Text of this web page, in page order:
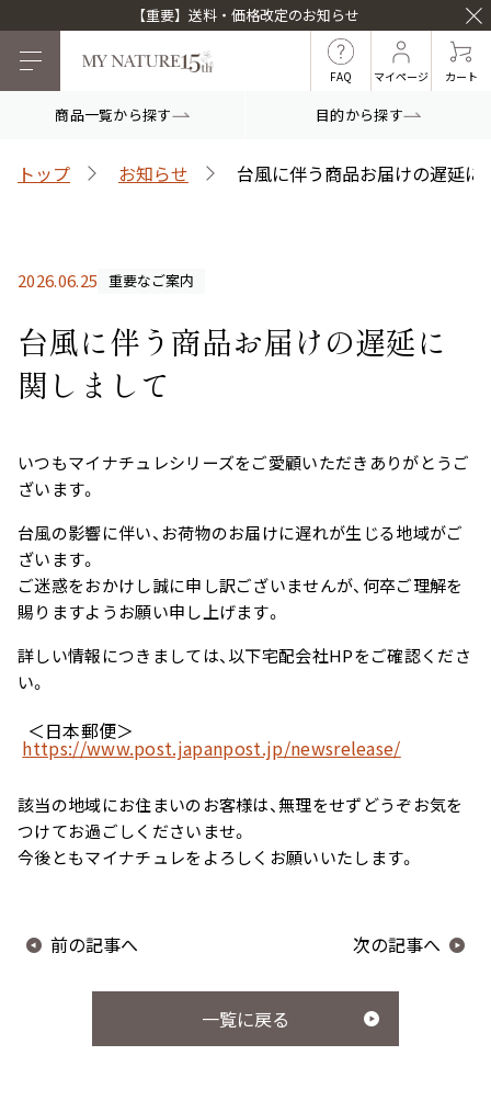
【重要】送料・価格改定のお知らせ
FAQ マイページ カート
商品一覧から探す
薬用スカルプシャンプ
ー
スカルプフローラブー
セラム
ラシ
ラシ
ミルキーシフト ヘアオ
オールインワンカラー
用）
目的から探す
トップ お知らせ 台風に伴う商品お届けの遅延に
2026.06.25 重要なご案内
台風に伴う商品お届けの遅延に
関しまして
いつもマイナチュレシリーズをご愛顧いただきありがとうご
ざいます。
台風の影響に伴い、お荷物のお届けに遅れが生じる地域がご
ざいます。
ご迷惑をおかけし誠に申し訳ございませんが、何卒ご理解を
賜りますようお願い申し上げます。
詳しい情報につきましては、以下宅配会社HPをご確認くださ
い。
＜日本郵便＞
https://www.post.japanpost.jp/newsrelease/
該当の地域にお住まいのお客様は、無理をせずどうぞお気を
つけてお過ごしくださいませ。
今後ともマイナチュレをよろしくお願いいたします。
前の記事へ
一覧に戻る
次の記事へ